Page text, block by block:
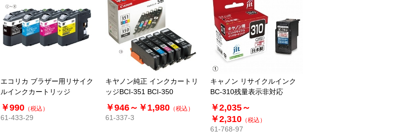
エコリカ ブラザー用リサイク
ルインクカートリッジ
￥990 （税込）
61-433-29
キヤノン純正 インクカートリ
ッジBCI-351 BCI-350
￥946～ ￥1,980 （税込）
61-337-3
キャノン リサイクルインク
BC-310残量表示非対応
￥2,035～
￥2,310 （税込）
61-768-97